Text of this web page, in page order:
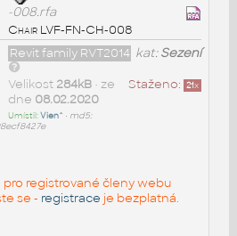
-008.rfa
Chair LVF-FN-CH-008
kat:Sezení
Revit family RVT2014
Staženo: 21x
Velikost 284kB• ze
dne 08.02.2020
Umístil:Vien^ • md5:
pro registrované členy webu
se - registrace je bezplatná.